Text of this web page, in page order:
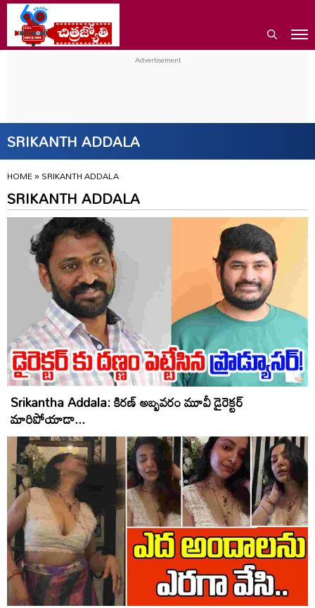
SRIKANTH ADDALA
HOME»SRIKANTH ADDALA
SRIKANTH ADDALA
Srikantha Addala: కిరణ్‌ అబ్బవరం మూవీ డైరెక్టర్
మారిపోయాడా...